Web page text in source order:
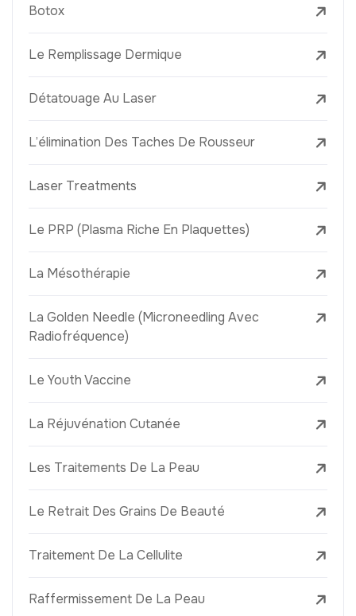
Botox
Le Remplissage Dermique
Détatouage Au Laser
L’élimination Des Taches De Rousseur
Laser Treatments
Le PRP (Plasma Riche En Plaquettes)
La Mésothérapie
La Golden Needle (Microneedling Avec
Radiofréquence)
Le Youth Vaccine
La Réjuvénation Cutanée
Les Traitements De La Peau
Le Retrait Des Grains De Beauté
Traitement De La Cellulite
Raffermissement De La Peau